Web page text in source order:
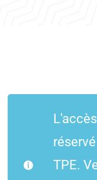
TPE.